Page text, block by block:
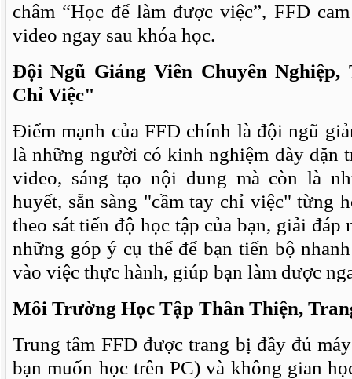
châm “Học để làm được việc”, FFD
video ngay sau khóa học.
Đội Ngũ Giảng Viên Chuyên
Chỉ Việc"
Điểm mạnh của FFD chính là đội ngũ
là những người có kinh nghiệm dày dặn
video, sáng tạo nội dung mà còn là
huyết, sẵn sàng "cầm tay chỉ việc" từng
theo sát tiến độ học tập của bạn, giải đáp
những góp ý cụ thể để bạn tiến bộ
vào việc thực hành, giúp bạn làm được
Môi Trường Học Tập Thân Thiện,
Trung tâm FFD được trang bị đầy đủ
bạn muốn học trên PC) và không gian